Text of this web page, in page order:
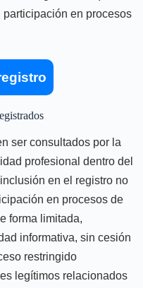
en procesos
ser consultados por la
profesional dentro del
en el registro no
en procesos de
forma limitada,
informativa, sin cesión
restringido
legítimos relacionados